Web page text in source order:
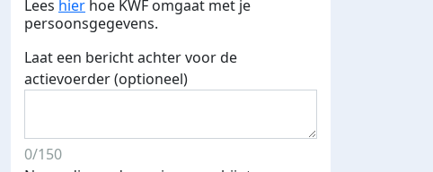
Lees hier hoe KWF omgaat met je
persoonsgegevens.
Laat een bericht achter voor de
actievoerder (optioneel)
0/150